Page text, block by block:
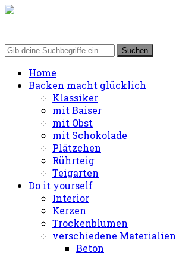
Home
Backen macht glücklich
Klassiker
mit Baiser
mit Obst
mit Schokolade
Plätzchen
Rührteig
Teigarten
Do it yourself
Interior
Kerzen
Trockenblumen
verschiedene Materialien
Beton